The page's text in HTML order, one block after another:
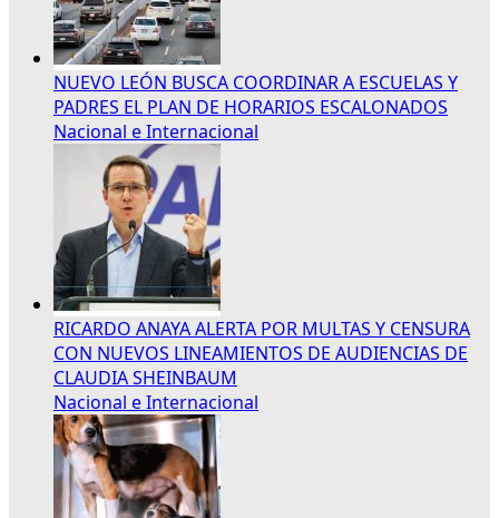
NUEVO LEÓN BUSCA COORDINAR A ESCUELAS Y
PADRES EL PLAN DE HORARIOS ESCALONADOS
Nacional e Internacional
RICARDO ANAYA ALERTA POR MULTAS Y CENSURA
CON NUEVOS LINEAMIENTOS DE AUDIENCIAS DE
CLAUDIA SHEINBAUM
Nacional e Internacional